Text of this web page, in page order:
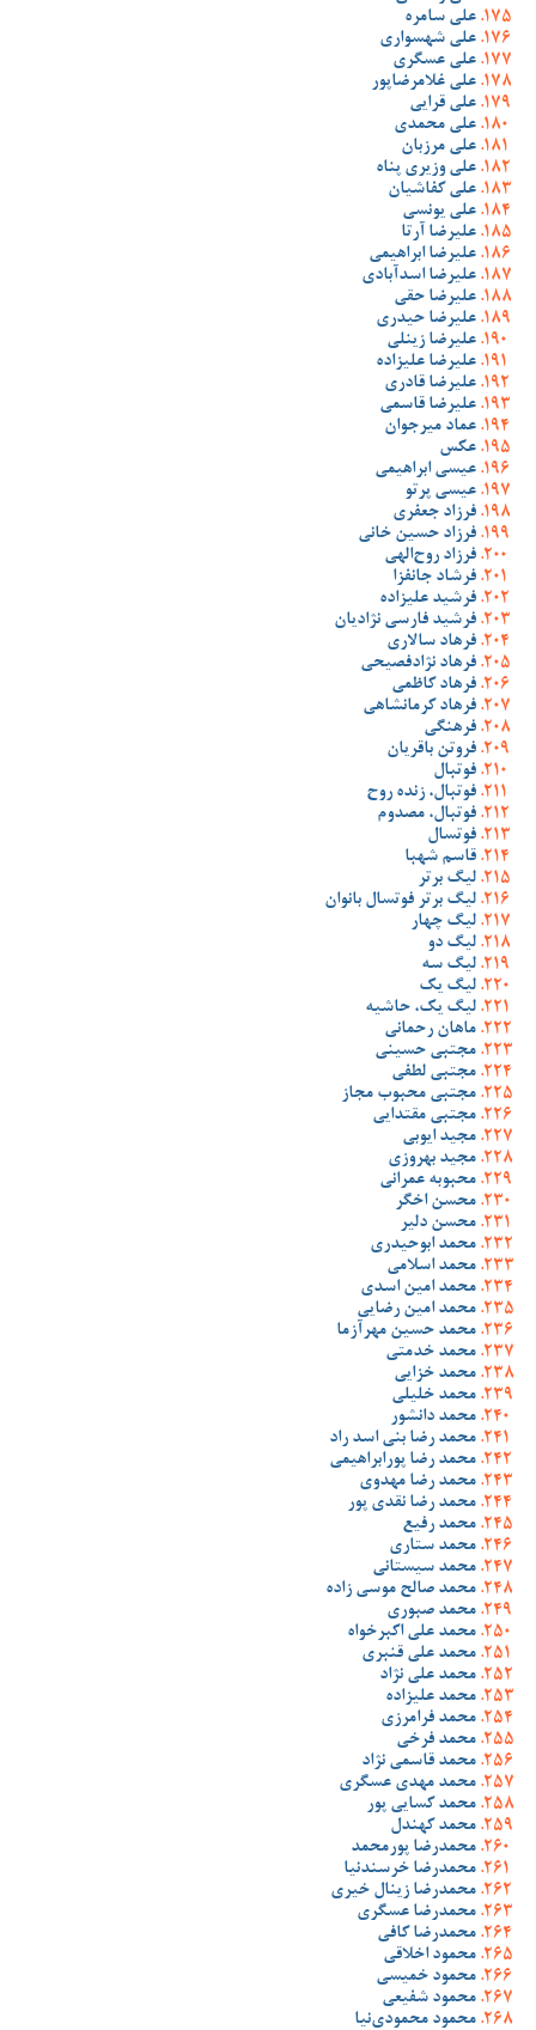
علی سامره
علی شهسواری
علی عسگری
علی غلامرضاپور
علی قرایی
علی محمدی
علی مرزبان
علی وزیری پناه
علی کفاشیان
علی یونسی
علیرضا آرتا
علیرضا ابراهیمی
علیرضا اسدآبادی
علیرضا حقی
علیرضا حیدری
علیرضا زینلی
علیرضا علیزاده
علیرضا قادری
علیرضا قاسمی
عماد میرجوان
عکس
عیسی ابراهیمی
عیسی پرتو
فرزاد جعفری
فرزاد حسین خانی
فرزاد روح‌الهی
فرشاد جانفزا
فرشید علیزاده
فرشید فارسی نژادیان
فرهاد سالاری
فرهاد نژادفصیحی
فرهاد کاظمی
فرهاد کرمانشاهی
فرهنگی
فروتن باقریان
فوتبال
فوتبال، زنده روح
فوتبال، مصدوم
فوتسال
قاسم شهبا
لیگ برتر
لیگ برتر فوتسال بانوان
لیگ چهار
لیگ دو
لیگ سه
لیگ یک
لیگ یک، حاشیه
ماهان رحمانی
مجتبی حسینی
مجتبی لطفی
مجتبی محبوب مجاز
مجتبی مقتدایی
مجید ایوبی
مجید بهروزی
محبوبه عمرانی
محسن اخگر
محسن دلیر
محمد ابوحیدری
محمد اسلامی
محمد امین اسدی
محمد امین رضایی
محمد حسین مهرآزما
محمد خدمتی
محمد خزایی
محمد خلیلی
محمد دانشور
محمد رضا بنی اسد راد
محمد رضا پورابراهیمی
محمد رضا مهدوی
محمد رضا نقدی پور
محمد رفیع
محمد ستاری
محمد سیستانی
محمد صالح موسی زاده
محمد صبوری
محمد علی اکبرخواه
محمد علی قنبری
محمد علی نژاد
محمد علیزاده
محمد فرامرزی
محمد فرخی
محمد قاسمی نژاد
محمد مهدی عسگری
محمد کسایی پور
محمد کهندل
محمدرضا پورمحمد
محمدرضا خرسندنیا
محمدرضا زینال خیری
محمدرضا عسگری
محمدرضا کافی
محمود اخلاقی
محمود خمیسی
محمود شفیعی
محمود محمودی‌نیا